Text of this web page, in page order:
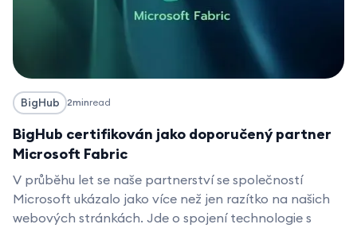
BigHub 2minread
BigHub certifikován jako doporučený partner
Microsoft Fabric
V průběhu let se naše partnerství se společností
Microsoft ukázalo jako více než jen razítko na našich
webových stránkách. Jde o spojení technologie s